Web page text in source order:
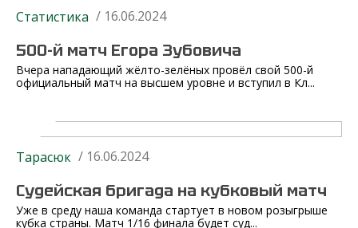
Статистика / 16.06.2024
500-й матч Егора Зубовича
Вчера нападающий жёлто-зелёных провёл свой 500-й
официальный матч на высшем уровне и вступил в Кл...
Тарасюк / 16.06.2024
Судейская бригада на кубковый матч
Уже в среду наша команда стартует в новом розыгрыше
кубка страны. Матч 1/16 финала будет суд...